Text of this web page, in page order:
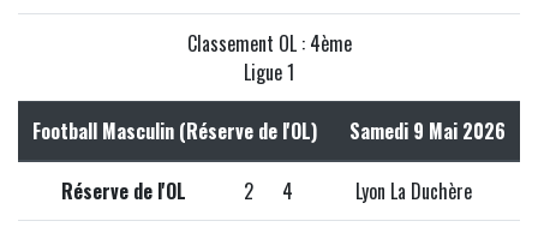
Classement OL : 4ème
Ligue 1
Football Masculin (Réserve de l'OL) Samedi 9 Mai 2026
Réserve de l'OL 2 4 Lyon La Duchère